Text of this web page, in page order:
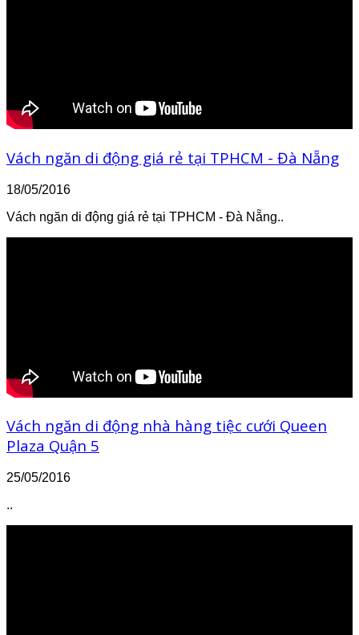
Vách ngăn di động giá rẻ tại TPHCM - Đà Nẵng
18/05/2016
Vách ngăn di động giá rẻ tại TPHCM - Đà Nẵng..
Vách ngăn di động nhà hàng tiệc cưới Queen
Plaza Quận 5
25/05/2016
..